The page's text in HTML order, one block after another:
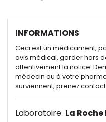
INFORMATIONS
Ceci est un médicament,
avis médical, garder hors
attentivement la notice.
médecin ou à votre
surviennent, prenez
Laboratoire La